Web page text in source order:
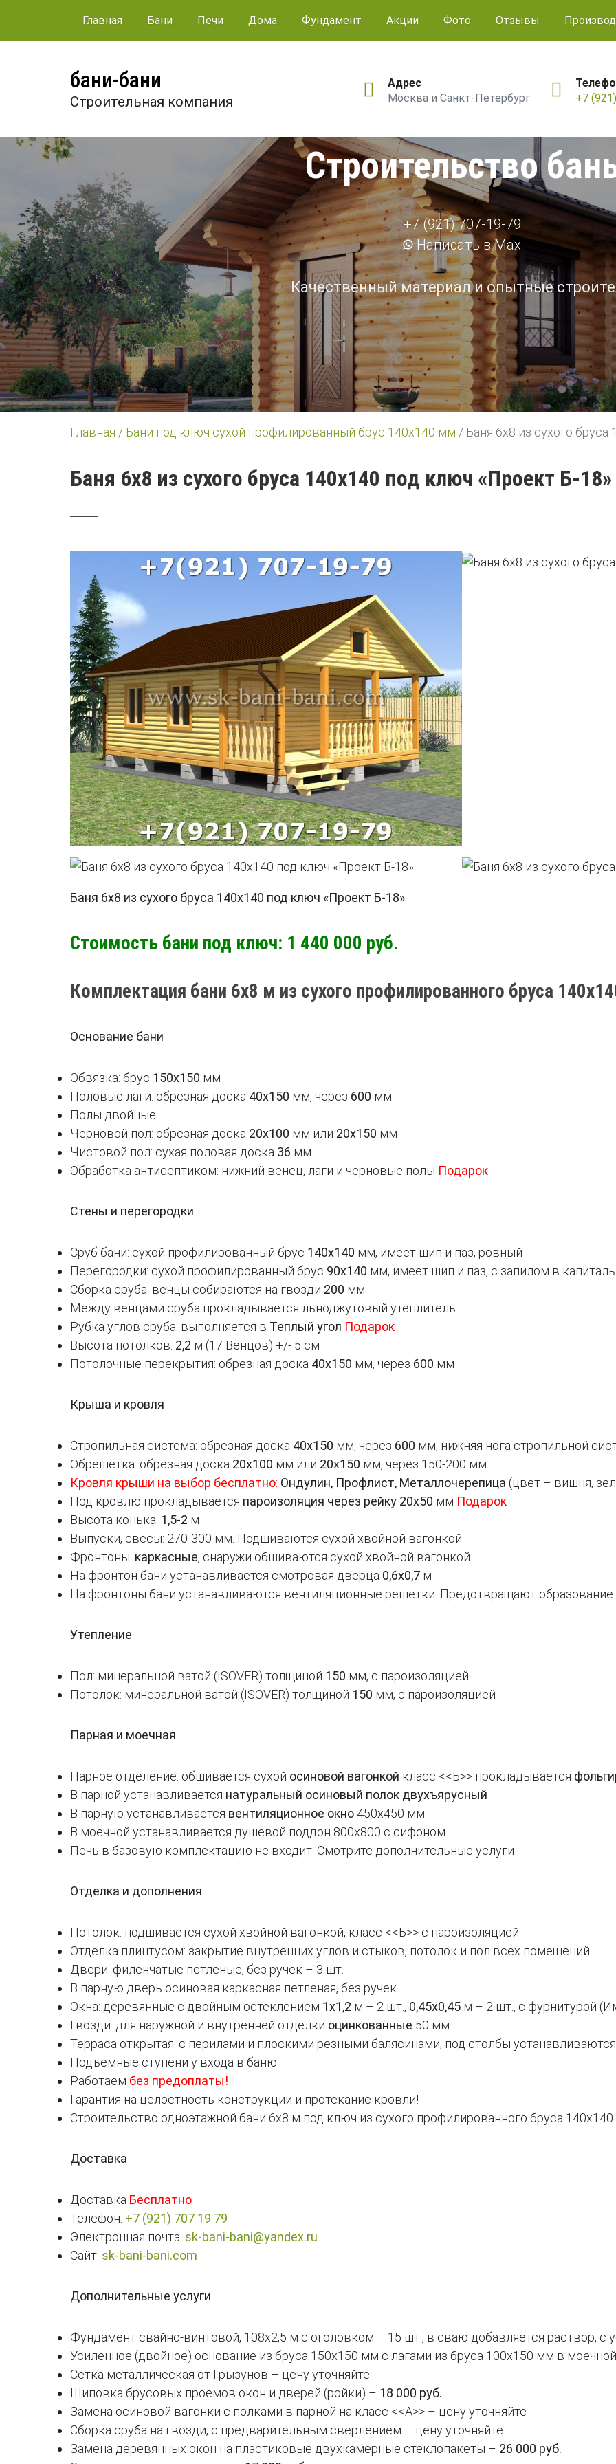
Главная Бани Печи Дома Фундамент Акции Фото Отзывы
бани-бани
Строительная компания
Адрес
Москва и Санкт-Петербург
+7
Строительство
+7 (921) 707-19-79
Написать в Max
Качественный материал и опытные
Главная / Бани под ключ сухой профилированный брус 140х140 мм / Баня 6х8 из сухого
Баня 6х8 из сухого бруса 140х140 под ключ «Проект Б-18»
Баня 6х8 из сухого бруса 140х140 под ключ «Проект Б-18»
Стоимость бани под ключ: 1 440 000 руб.
Комплектация бани 6х8 м из сухого профилированного бруса
Основание бани
Обвязка: брус 150х150 мм
Половые лаги: обрезная доска 40х150 мм, через 600 мм
Полы двойные:
Черновой пол: обрезная доска 20х100 мм или 20х150 мм
Чистовой пол: сухая половая доска 36 мм
Обработка антисептиком: нижний венец, лаги и черновые полы Подарок
Стены и перегородки
Сруб бани: сухой профилированный брус 140х140 мм, имеет шип и паз, ровный
Перегородки: сухой профилированный брус 90х140 мм, имеет шип и паз, с запилом в
Сборка сруба: венцы собираются на гвозди 200 мм
Между венцами сруба прокладывается льноджутовый утеплитель
Рубка углов сруба: выполняется в Теплый угол Подарок
Высота потолков: 2,2 м (17 Венцов) +/- 5 см
Потолочные перекрытия: обрезная доска 40х150 мм, через 600 мм
Крыша и кровля
Стропильная система: обрезная доска 40х150 мм, через 600 мм, нижняя нога стропильной
Обрешетка: обрезная доска 20х100 мм или 20х150 мм, через 150-200 мм
Кровля крыши на выбор бесплатно: Ондулин, Профлист, Металлочерепица (цвет – вишня,
Под кровлю прокладывается пароизоляция через рейку 20х50 мм Подарок
Высота конька: 1,5-2 м
Выпуски, свесы: 270-300 мм. Подшиваются сухой хвойной вагонкой
Фронтоны: каркасные, снаружи обшиваются сухой хвойной вагонкой
На фронтон бани устанавливается смотровая дверца 0,6х0,7 м
На фронтоны бани устанавливаются вентиляционные решетки. Предотвращают образование
Утепление
Пол: минеральной ватой (ISOVER) толщиной 150 мм, с пароизоляцией
Потолок: минеральной ватой (ISOVER) толщиной 150 мм, с пароизоляцией
Парная и моечная
Парное отделение: обшивается сухой осиновой вагонкой класс <<Б>> прокладывается
В парной устанавливается натуральный осиновый полок двухъярусный
В парную устанавливается вентиляционное окно 450х450 мм
В моечной устанавливается душевой поддон 800х800 с сифоном
Печь в базовую комплектацию не входит. Смотрите дополнительные услуги
Отделка и дополнения
Потолок: подшивается сухой хвойной вагонкой, класс <<Б>> с пароизоляцией
Отделка плинтусом: закрытие внутренних углов и стыков, потолок и пол всех помещений
Двери: филенчатые петленые, без ручек – 3 шт.
В парную дверь осиновая каркасная петленая, без ручек
Окна: деревянные с двойным остеклением 1х1,2 м – 2 шт., 0,45х0,45 м – 2 шт., с фурнитурой
Гвозди: для наружной и внутренней отделки оцинкованные 50 мм
Терраса открытая: с перилами и плоскими резными балясинами, под столбы
Подъемные ступени у входа в баню
Работаем без предоплаты!
Гарантия на целостность конструкции и протекание кровли!
Строительство одноэтажной бани 6х8 м под ключ из сухого профилированного бруса
Доставка
Доставка Бесплатно
Телефон: +7 (921) 707 19 79
Электронная почта: sk-bani-bani@yandex.ru
Сайт: sk-bani-bani.com
Дополнительные услуги
Фундамент свайно-винтовой, 108х2,5 м с оголовком – 15 шт., в сваю добавляется раствор, с
Усиленное (двойное) основание из бруса 150х150 мм с лагами из бруса 100х150 мм в
Сетка металлическая от Грызунов – цену уточняйте
Шиповка брусовых проемов окон и дверей (ройки) – 18 000 руб.
Замена осиновой вагонки с полками в парной на класс <<А>> – цену уточняйте
Сборка сруба на гвозди, с предварительным сверлением – цену уточняйте
Замена деревянных окон на пластиковые двухкамерные стеклопакеты – 26 000 руб.